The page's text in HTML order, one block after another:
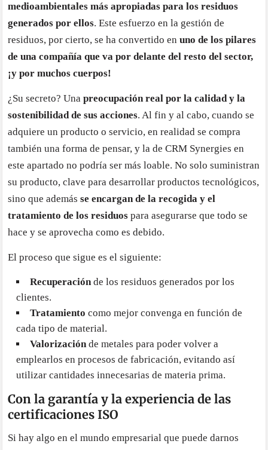
medioambientales más apropiadas para los residuos
generados por ellos. Este esfuerzo en la gestión de
residuos, por cierto, se ha convertido enuno de los pilares
de una compañía que va por delante del resto del sector,
¡y por muchos cuerpos!
¿Su secreto? Una preocupación real por la calidad y la
sostenibilidad de sus acciones. Al fin y al cabo, cuando se
adquiere un producto o servicio, en realidad se compra
también una forma de pensar, y la de CRM Synergies en
este apartado no podría ser más loable. No solo suministran
su producto, clave para desarrollar productos tecnológicos,
sino que además se encargan de la recogida y el
tratamiento de los residuos para asegurarse que todo se
hace y se aprovecha como es debido.
El proceso que sigue es el siguiente:
Recuperaciónde los residuos generados por los
clientes.
Tratamientocomo mejor convenga en función de
cada tipo de material.
Valorizaciónde metales para poder volver a
emplearlos en procesos de fabricación, evitando así
utilizar cantidades innecesarias de materia prima.
Con la garantía y la experiencia de las
certificaciones ISO
Si hay algo en el mundo empresarial que puede darnos